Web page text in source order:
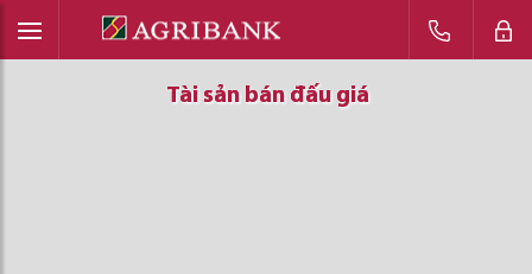
Tài sản bán đấu giá
Tài sản bán đấu giá
Tài sản bán đấu giá